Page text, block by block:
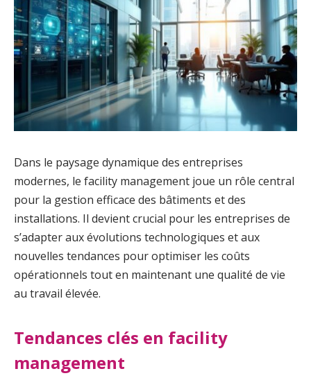
Dans le paysage dynamique des entreprises
modernes, le facility management joue un rôle central
pour la gestion efficace des bâtiments et des
installations. Il devient crucial pour les entreprises de
s’adapter aux évolutions technologiques et aux
nouvelles tendances pour optimiser les coûts
opérationnels tout en maintenant une qualité de vie
au travail élevée.
Tendances clés en facility
management